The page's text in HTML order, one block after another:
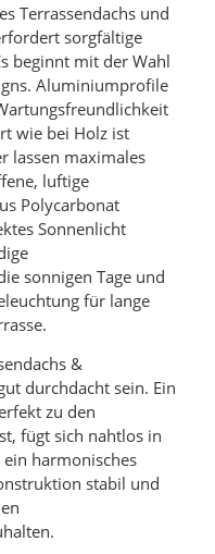
Terrassendachs und
sorgfältige
beginnt mit der Wahl
Aluminiumprofile
wie bei Holz ist
lassen maximales
luftige
Polycarbonat
Sonnenlicht
sonnigen Tage und
für lange
&
durchdacht sein. Ein
zu den
fügt sich nahtlos in
harmonisches
stabil und